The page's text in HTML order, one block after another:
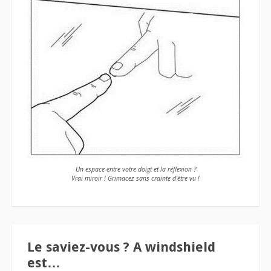
Un espace entre votre doigt et la réflexion ?
Vrai miroir ! Grimacez sans crainte d'être vu !
Le saviez-vous ? A windshield
est…